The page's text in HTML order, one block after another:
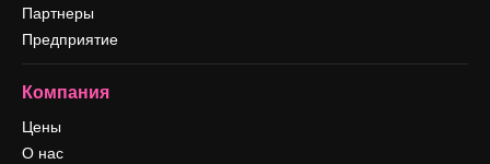
Партнеры
Предприятие
Компания
Цены
О нас